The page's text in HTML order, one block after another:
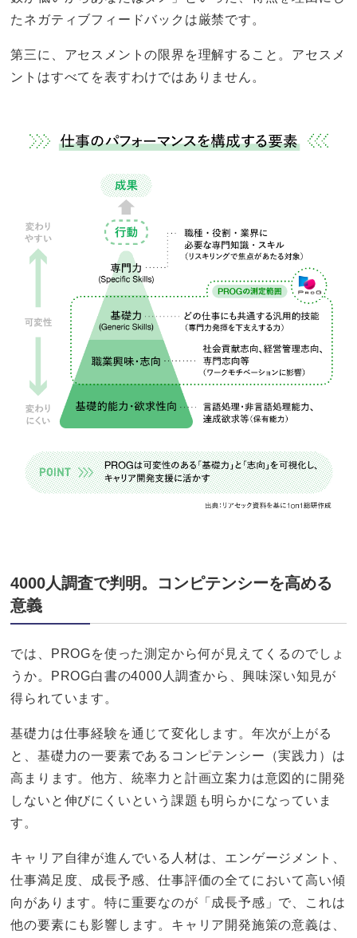
たネガティブフィードバックは厳禁です。
第三に、アセスメントの限界を理解すること。アセスメ
ントはすべてを表すわけではありません。
4000人調査で判明。コンピテンシーを高める
意義
では、PROGを使った測定から何が見えてくるのでしょ
うか。PROG白書の4000人調査から、興味深い知見が
得られています。
基礎力は仕事経験を通じて変化します。年次が上がる
と、基礎力の一要素であるコンピテンシー（実践力）は
高まります。他方、統率力と計画立案力は意図的に開発
しないと伸びにくいという課題も明らかになっていま
す。
キャリア自律が進んでいる人材は、エンゲージメント、
仕事満足度、成長予感、仕事評価の全てにおいて高い傾
向があります。特に重要なのが「成長予感」で、これは
他の要素にも影響します。キャリア開発施策の意義は、